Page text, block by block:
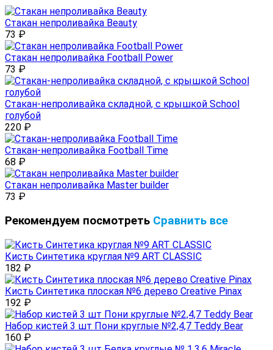
Стакан непроливайка Beauty
73 ₽
Стакан непроливайка Football Power
73 ₽
Стакан-непроливайка складной, с крышкой School
голубой
220 ₽
Стакан-непроливайка Football Time
68 ₽
Стакан непроливайка Master builder
73 ₽
Рекомендуем посмотреть Сравнить все
Кисть Синтетика круглая №9 ART CLASSIC
182 ₽
Кисть Синтетика плоская №6 дерево Creative Pinax
192 ₽
Набор кистей 3 шт Пони круглые №2,4,7 Teddy Bear
160 ₽